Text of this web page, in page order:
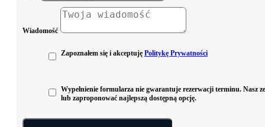
Wiadomość
Zapoznałem się i akceptuję Politykę Prywatności
Wypełnienie formularza nie gwarantuje rezerwacji terminu. Nasz
lub zaproponować najlepszą dostępną opcję.